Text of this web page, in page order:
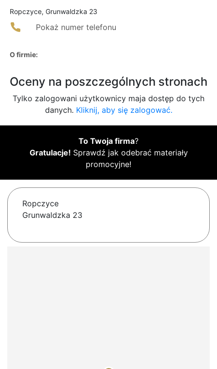
Ropczyce, Grunwaldzka 23
Pokaż numer telefonu
O firmie:
Oceny na poszczególnych stronach
Tylko zalogowani użytkownicy maja dostęp do tych
danych. Kliknij, aby się zalogować.
To Twoja firma?
Gratulacje! Sprawdź jak odebrać materiały
promocyjne!
Ropczyce
Grunwaldzka 23